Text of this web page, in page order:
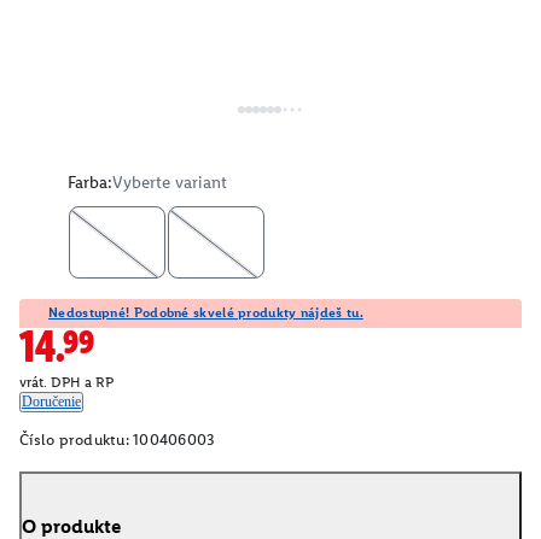
Farba:Vyberte variant
Nedostupné! Podobné skvelé produkty nájdeš tu.
14.99
vrát. DPH a RP
Doručenie
Číslo produktu: 100406003
O produkte